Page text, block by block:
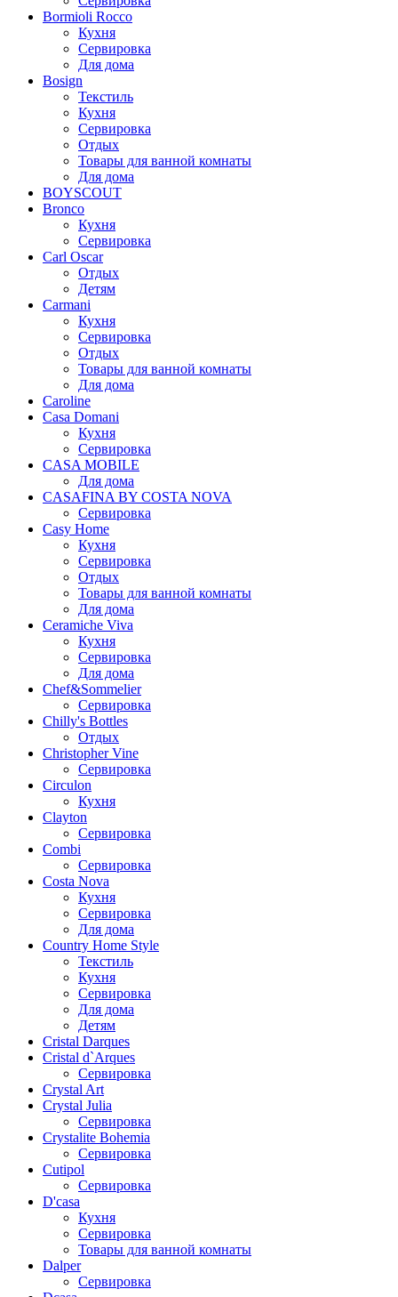
Bormioli Rocco
Кухня
Сервировка
Для дома
Bosign
Текстиль
Кухня
Сервировка
Отдых
Товары для ванной комнаты
Для дома
BOYSCOUT
Bronco
Кухня
Сервировка
Carl Oscar
Отдых
Детям
Carmani
Кухня
Сервировка
Отдых
Товары для ванной комнаты
Для дома
Caroline
Casa Domani
Кухня
Сервировка
CASA MOBILE
Для дома
CASAFINA BY COSTA NOVA
Сервировка
Casy Home
Кухня
Сервировка
Отдых
Товары для ванной комнаты
Для дома
Ceramiche Viva
Кухня
Сервировка
Для дома
Chef&Sommelier
Сервировка
Chilly's Bottles
Отдых
Christopher Vine
Сервировка
Circulon
Кухня
Clayton
Сервировка
Combi
Сервировка
Costa Nova
Кухня
Сервировка
Для дома
Country Home Style
Текстиль
Кухня
Сервировка
Для дома
Детям
Cristal Darques
Cristal d`Arques
Сервировка
Crystal Art
Crystal Julia
Сервировка
Crystalite Bohemia
Сервировка
Cutipol
Сервировка
D'casa
Кухня
Сервировка
Товары для ванной комнаты
Dalper
Сервировка